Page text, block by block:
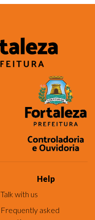
Help
Talk with us
Frequently asked